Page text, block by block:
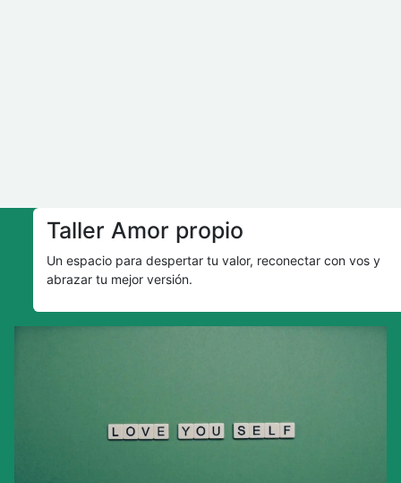
Taller Amor propio
Un espacio para despertar tu valor, reconectar con vos y
abrazar tu mejor versión.